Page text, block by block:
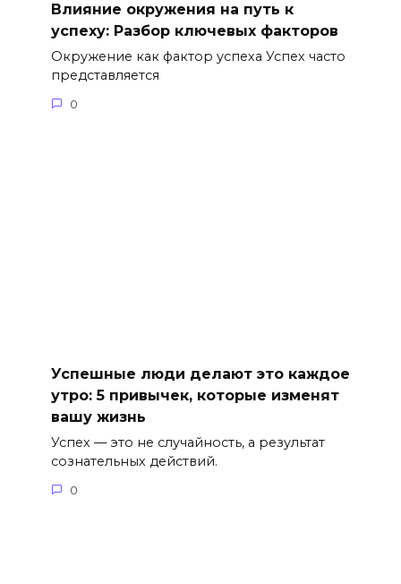
Влияние окружения на путь к
успеху: Разбор ключевых факторов
Окружение как фактор успеха Успех часто
представляется
0
Успешные люди делают это каждое
утро: 5 привычек, которые изменят
вашу жизнь
Успех — это не случайность, а результат
сознательных действий.
0